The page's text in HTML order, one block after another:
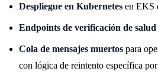
Despliegue en Kubernetes en EKS
Endpoints de verificación de salud
Cola de mensajes muertos para
con lógica de reintento específica